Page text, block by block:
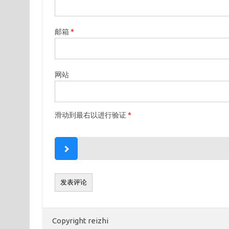
邮箱*
网站
滑动到最右以进行验证 *
Copyright reizhi